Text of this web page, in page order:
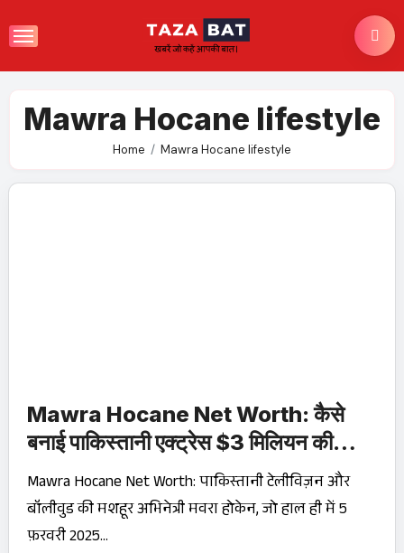
to
Mawra Hocane lifestyle
Home Mawra Hocane lifestyle
Mawra Hocane Net Worth: कैसे
बनाई पाकिस्तानी एक्ट्रेस $3 मिलियन की
संपत्ति?
Mawra Hocane Net Worth: पाकिस्तानी टेलीविज़न और
बॉलीवुड की मशहूर अभिनेत्री मवरा होकेन, जो हाल ही में 5
फ़रवरी 2025…